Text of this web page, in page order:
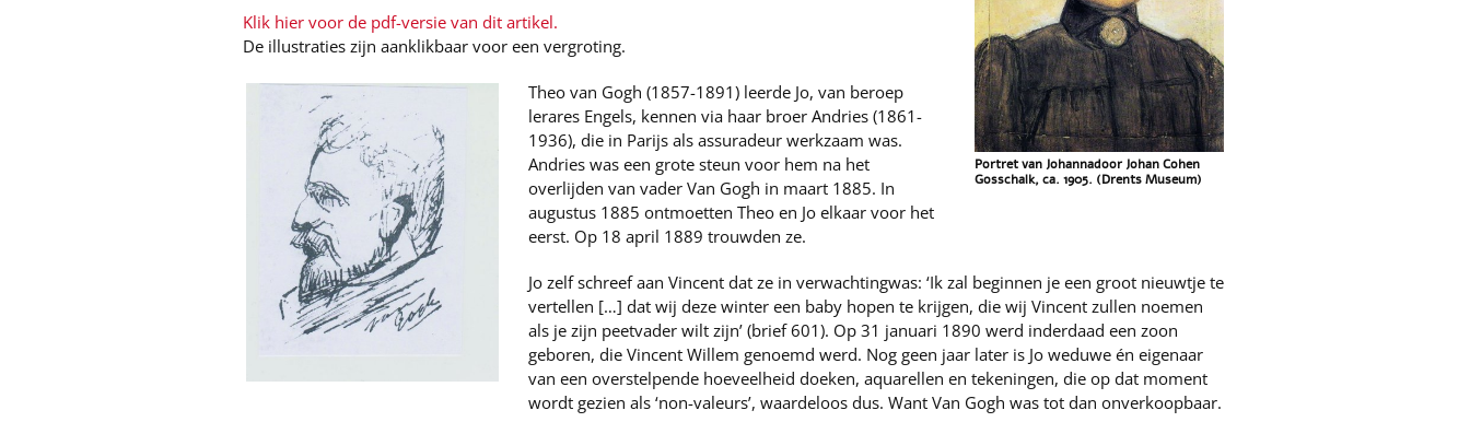
Portret van Johannadoor Johan Cohen
Gosschalk, ca. 1905. (Drents Museum)
Klik hier voor de pdf-versie van dit artikel.
De illustraties zijn aanklikbaar voor een vergroting.
Theo van Gogh (1857-1891) leerde Jo, van beroep
lerares Engels, kennen via haar broer Andries (1861-
1936), die in Parijs als assuradeur werkzaam was.
Andries was een grote steun voor hem na het
overlijden van vader Van Gogh in maart 1885. In
augustus 1885 ontmoetten Theo en Jo elkaar voor het
eerst. Op 18 april 1889 trouwden ze.
Jo zelf schreef aan Vincent dat ze in verwachtingwas: ‘Ik zal beginnen je een groot nieuwtje te
vertellen […] dat wij deze winter een baby hopen te krijgen, die wij Vincent zullen noemen
als je zijn peetvader wilt zijn’ (brief 601). Op 31 januari 1890 werd inderdaad een zoon
geboren, die Vincent Willem genoemd werd. Nog geen jaar later is Jo weduwe én eigenaar
van een overstelpende hoeveelheid doeken, aquarellen en tekeningen, die op dat moment
wordt gezien als ‘non-valeurs’, waardeloos dus. Want Van Gogh was tot dan onverkoopbaar.